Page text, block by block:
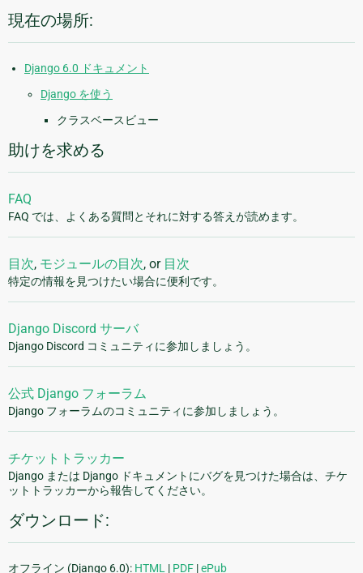
現在の場所:
Django 6.0 ドキュメント
Django を使う
クラスベースビュー
助けを求める
FAQ
FAQ では、よくある質問とそれに対する答えが読めます。
目次, モジュールの目次, or 目次
特定の情報を見つけたい場合に便利です。
Django Discord サーバ
Django Discord コミュニティに参加しましょう。
公式 Django フォーラム
Django フォーラムのコミュニティに参加しましょう。
チケットトラッカー
Django または Django ドキュメントにバグを見つけた場合は、チケ
ットトラッカーから報告してください。
ダウンロード:
オフライン (Django 6.0): HTML | PDF |ePub